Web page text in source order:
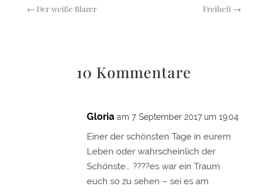
← Der weiße Blazer Freiheit →
10 Kommentare
Gloria am 7. September 2017 um 19:04
Einer der schönsten Tage in eurem
Leben oder wahrscheinlich der
Schönste… ????es war ein Traum
euch so zu sehen – sei es am